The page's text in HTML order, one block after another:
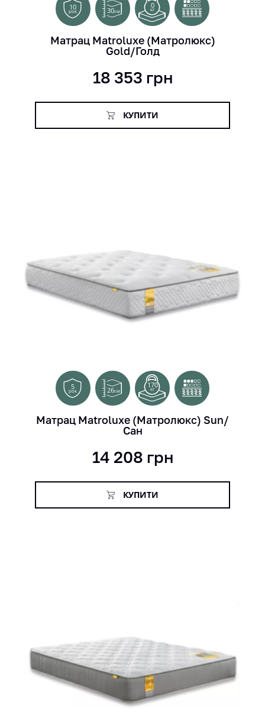
10
рок 30см
0
кг
Матрац Matroluxe (Матролюкс)
Gold/Голд
18 353 грн
КУПИТИ
5
рок 26см
170
кг
Матрац Matroluxe (Матролюкс) Sun/
Сан
14 208 грн
КУПИТИ